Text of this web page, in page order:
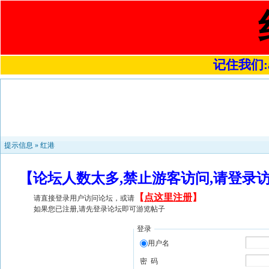
记住我们
提示信息 » 红港
【论坛人数太多,禁止游客访问,请登
请直接登录用户访问论坛，或请 【 点这里注册】
如果您已注册,请先登录论坛即可游览帖子
登录
用户名
密 码